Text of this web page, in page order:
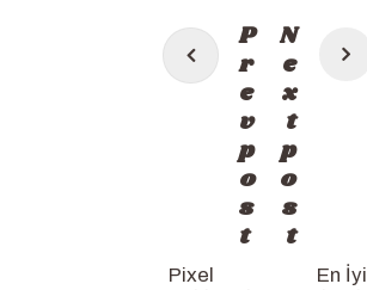
Post
navigation
P
r
e
v
p
o
s
t
Pixel
N
e
x
t
p
o
s
t
En İyi